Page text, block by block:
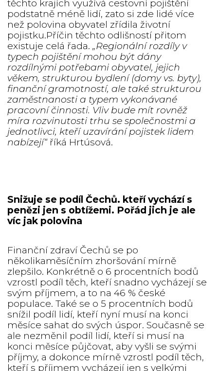
těchto krajích využívá cestovní pojištění
podstatně méně lidí, zato si zde lidé více
než polovina obyvatel zřídila životní
pojistku.Příčin těchto odlišností přitom
existuje celá řada. „Regionální rozdíly v
typech pojištění mohou být dány
rozdílnými potřebami obyvatel, jejich
věkem, strukturou bydlení (domy vs. byty),
finanční gramotností, ale také strukturou
zaměstnanosti a typem vykonávané
pracovní činnosti. Vliv bude mít rovněž
míra rozvinutosti trhu se společnostmi a
jednotlivci, kteří uzavírání pojistek lidem
nabízejí“ říká Hrtúsová.
Snižuje se podíl Čechů. kteří vychází s
penězi jen s obtížemi. Pořád jich je ale
víc jak polovina
Finanční zdraví Čechů se po
několikaměsíčním zhoršování mírně
zlepšilo. Konkrétně o 6 procentních bodů
vzrostl podíl těch, kteří snadno vycházejí se
svým příjmem, a to na 46 % české
populace. Také se o 5 procentních bodů
snížil podíl lidí, kteří nyní musí na konci
měsíce sahat do svých úspor. Současně se
ale nezměnil podíl lidí, kteří si musí na
konci měsíce půjčovat, aby vyšli se svými
příjmy, a dokonce mírně vzrostl podíl těch,
kteří s příjmem vycházejí jen s velkými